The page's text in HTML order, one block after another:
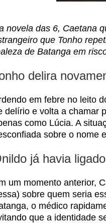
novela das 6, Caetana
que Tonho
de Batanga em
delira
em febre no leito
delírio e volta a chamar
como Lúcia. A
sobre o nome
já havia
um momento anterior,
sobre quem seria
o médico
que a identidade